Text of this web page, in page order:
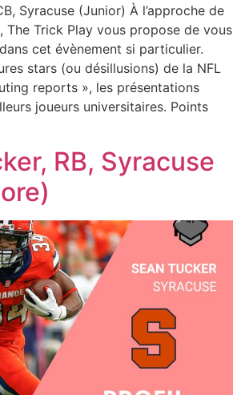
Syracuse (Junior) À l’approche de
The Trick Play vous propose de vous
cet évènement si particulier.
stars (ou désillusions) de la NFL
reports », les présentations
joueurs universitaires. Points
RB, Syracuse